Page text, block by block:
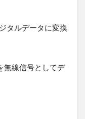
タルデータに変換
無線信号としてデ